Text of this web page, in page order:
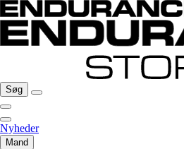
Søg
Nyheder
Mand